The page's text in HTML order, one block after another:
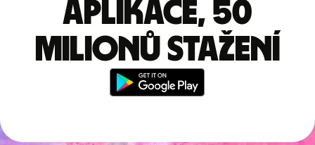
aplikace, 50
milionů stažení